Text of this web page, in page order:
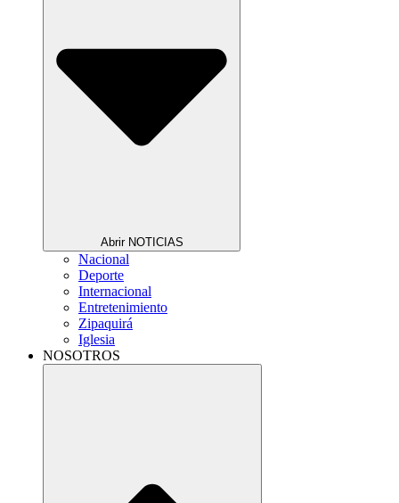
Abrir NOTICIAS
Nacional
Deporte
Internacional
Entretenimiento
Zipaquirá
Iglesia
NOSOTROS